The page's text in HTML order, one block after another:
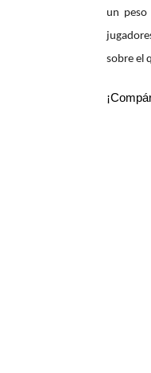
un peso
sobre el